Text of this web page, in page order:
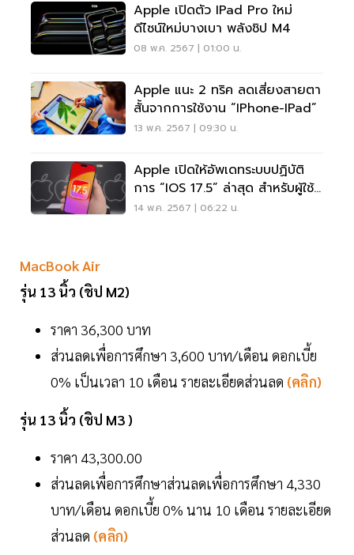
Apple เปิดตัว IPad Pro ใหม่
ดีไซน์ใหม่บางเบา พลังชิป M4
08 พ.ค. 2567 | 01:00 น.
Apple แนะ 2 ทริค ลดเสี่ยงสายตา
สั้นจากการใช้งาน “iPhone-IPad”
13 พ.ค. 2567 | 09:30 น.
Apple เปิดให้อัพเดทระบบปฏิบัติ
การ “iOS 17.5” ล่าสุด สำหรับผู้ใช้
IPhone
14 พ.ค. 2567 | 06:22 น.
MacBook Air
รุ่น 13 นิ้ว (ชิป M2)
ราคา 36,300 บาท
ส่วนลดเพื่อการศึกษา 3,600 บาท/เดือน ดอกเบี้ย
0% เป็นเวลา 10 เดือน รายละเอียดส่วนลด (คลิก)
รุ่น 13 นิ้ว (ชิป M3 )
ราคา 43,300.00
ส่วนลดเพื่อการศึกษาส่วนลดเพื่อการศึกษา 4,330
บาท/เดือน ดอกเบี้ย 0% นาน 10 เดือน รายละเอียด
ส่วนลด (คลิก)